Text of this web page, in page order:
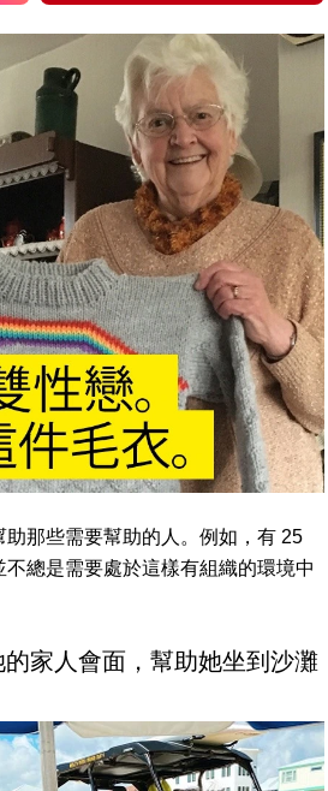
那些需要幫助的人。例如，有 25
總是需要處於這樣有組織的環境中
家人會面，幫助她坐到沙灘